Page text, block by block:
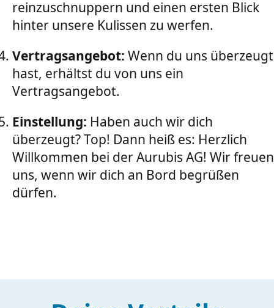
reinzuschnuppern und einen ersten Blick
hinter unsere Kulissen zu werfen.
Vertragsangebot: Wenn du uns überzeugt
hast, erhältst du von uns ein
Vertragsangebot.
Einstellung: Haben auch wir dich
überzeugt? Top! Dann heiß es: Herzlich
Willkommen bei der Aurubis AG! Wir freuen
uns, wenn wir dich an Bord begrüßen
dürfen.